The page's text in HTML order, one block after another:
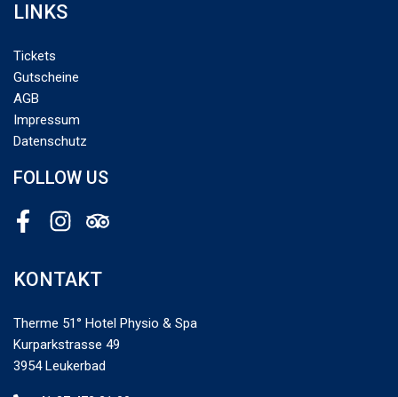
LINKS
Tickets
Gutscheine
AGB
Impressum
Datenschutz
FOLLOW US
FacebookInstagramTripadvisor
KONTAKT
Therme 51° Hotel Physio & Spa
Kurparkstrasse 49
3954 Leukerbad